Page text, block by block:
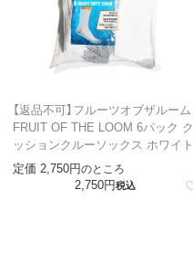
【返品不可】フルーツオブザルーム
FRUIT OF THE LOOM 6パック ク
ッションクルーソックス ホワイト
定価 2,750 のところ
2,750 税込